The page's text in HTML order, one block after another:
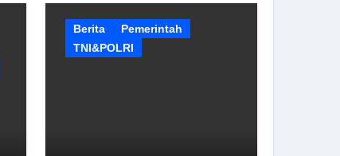
Berita
Pemerintah
TNI&POLRI